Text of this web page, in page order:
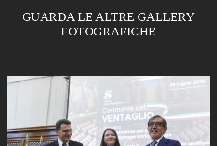
GUARDA LE ALTRE GALLERY
FOTOGRAFICHE